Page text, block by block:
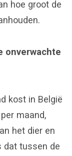
hoe groot de
onverwachte
kost in België
maand,
het dier en
dat tussen de